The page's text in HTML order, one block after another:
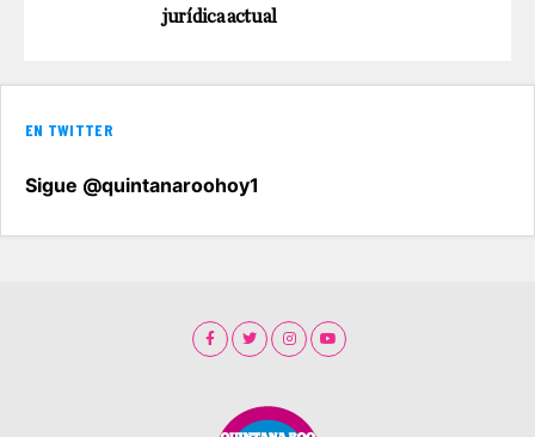
jurídica actual
EN TWITTER
Sigue @quintanaroohoy1